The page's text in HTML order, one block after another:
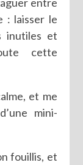
: laisser le
inutiles et
cette
et me
mini-
fouillis, et